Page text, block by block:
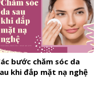
bước chăm sóc da
khi đắp mặt nạ nghệ